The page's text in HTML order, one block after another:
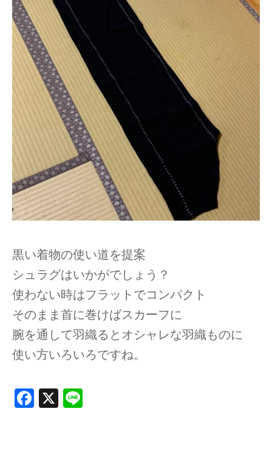
黒い着物の使い道を提案
シュラグはいかがでしょう？
使わない時はフラットでコンパクト
そのまま首に巻けばスカーフに
腕を通して羽織るとオシャレな羽織ものに
使い方いろいろですね。
F X Li